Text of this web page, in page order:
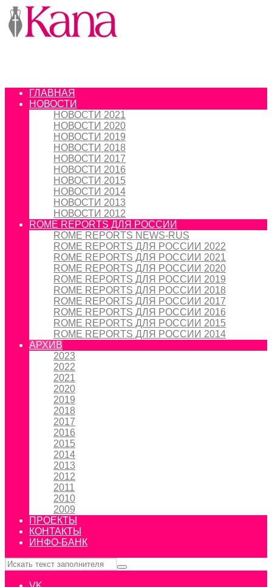
ГЛАВНАЯ
НОВОСТИ
НОВОСТИ 2021
НОВОСТИ 2020
НОВОСТИ 2019
НОВОСТИ 2018
НОВОСТИ 2017
НОВОСТИ 2016
НОВОСТИ 2015
НОВОСТИ 2014
НОВОСТИ 2013
НОВОСТИ 2012
ROME REPORTS ДЛЯ РОССИИ
ROME REPORTS NEWS-RUS
ROME REPORTS ДЛЯ РОССИИ 2022
ROME REPORTS ДЛЯ РОССИИ 2021
ROME REPORTS ДЛЯ РОССИИ 2020
ROME REPORTS ДЛЯ РОССИИ 2019
ROME REPORTS ДЛЯ РОССИИ 2018
ROME REPORTS ДЛЯ РОССИИ 2017
ROME REPORTS ДЛЯ РОССИИ 2016
ROME REPORTS ДЛЯ РОССИИ 2015
ROME REPORTS ДЛЯ РОССИИ 2014
АРХИВ
2023
2022
2021
2020
2019
2018
2017
2016
2015
2014
2013
2012
2011
2010
2009
ПРОЕКТЫ
КОНТАКТЫ
ИНФО-БАНК